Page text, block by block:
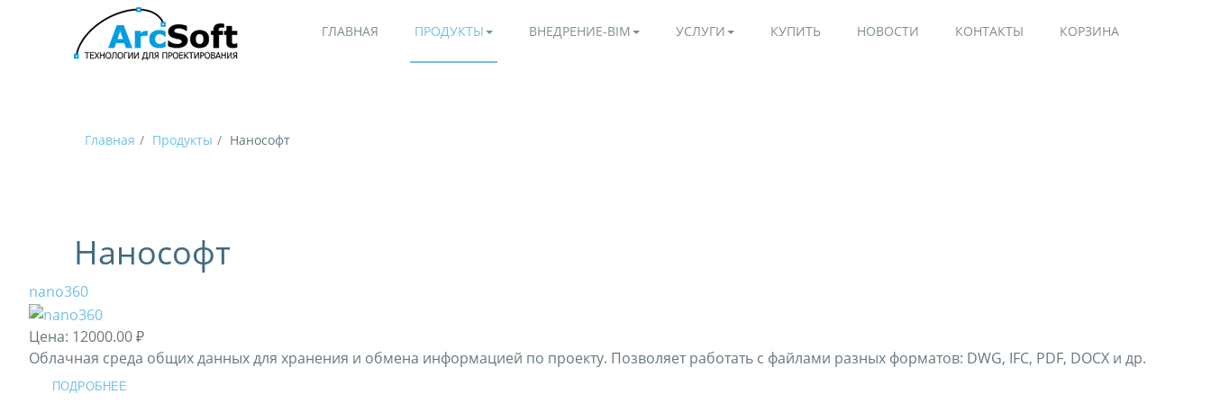
ГЛАВНАЯ ПРОДУКТЫ ВНЕДРЕНИЕ-BIM УСЛУГИ КУПИТЬ НОВОСТИ КОНТАКТЫ КОРЗИНА
Главная Продукты Нанософт
Нанософт
nano360
Цена: 12000.00 ₽
Облачная среда общих данных для хранения и обмена информацией по проекту. Позволяет работать с файлами разных форматов: DWG, IFC, PDF, DOCX и др.
ПОДРОБНЕЕ